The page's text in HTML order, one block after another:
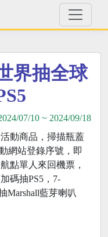
界抽全球
07/10 ~ 2024/09/18
動商品，掃描瓶蓋
網站登錄序號，即
點單人來回機票，
碼抽PS5，7-
Marshall藍芽喇叭